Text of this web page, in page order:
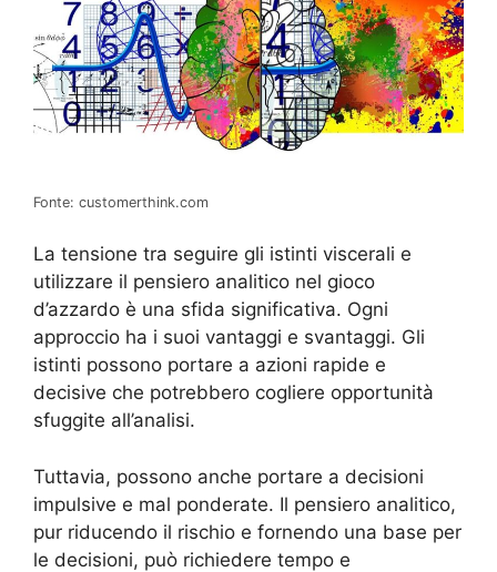
Fonte: customerthink.com
La tensione tra seguire gli istinti viscerali e
utilizzare il pensiero analitico nel gioco
d’azzardo è una sfida significativa. Ogni
approccio ha i suoi vantaggi e svantaggi. Gli
istinti possono portare a azioni rapide e
decisive che potrebbero cogliere opportunità
sfuggite all’analisi.
Tuttavia, possono anche portare a decisioni
impulsive e mal ponderate. Il pensiero analitico,
pur riducendo il rischio e fornendo una base per
le decisioni, può richiedere tempo e